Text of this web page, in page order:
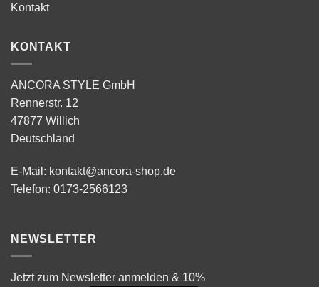
Kontakt
KONTAKT
ANCORA STYLE GmbH
Rennerstr. 12
47877 Willich
Deutschland
E-Mail: kontakt@ancora-shop.de
Telefon: 0173-2566123
NEWSLETTER
Jetzt zum Newsletter anmelden & 10%